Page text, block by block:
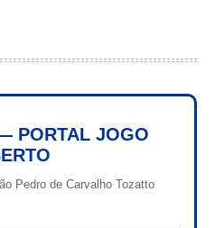
PORTAL JOGO
Pedro de Carvalho Tozatto